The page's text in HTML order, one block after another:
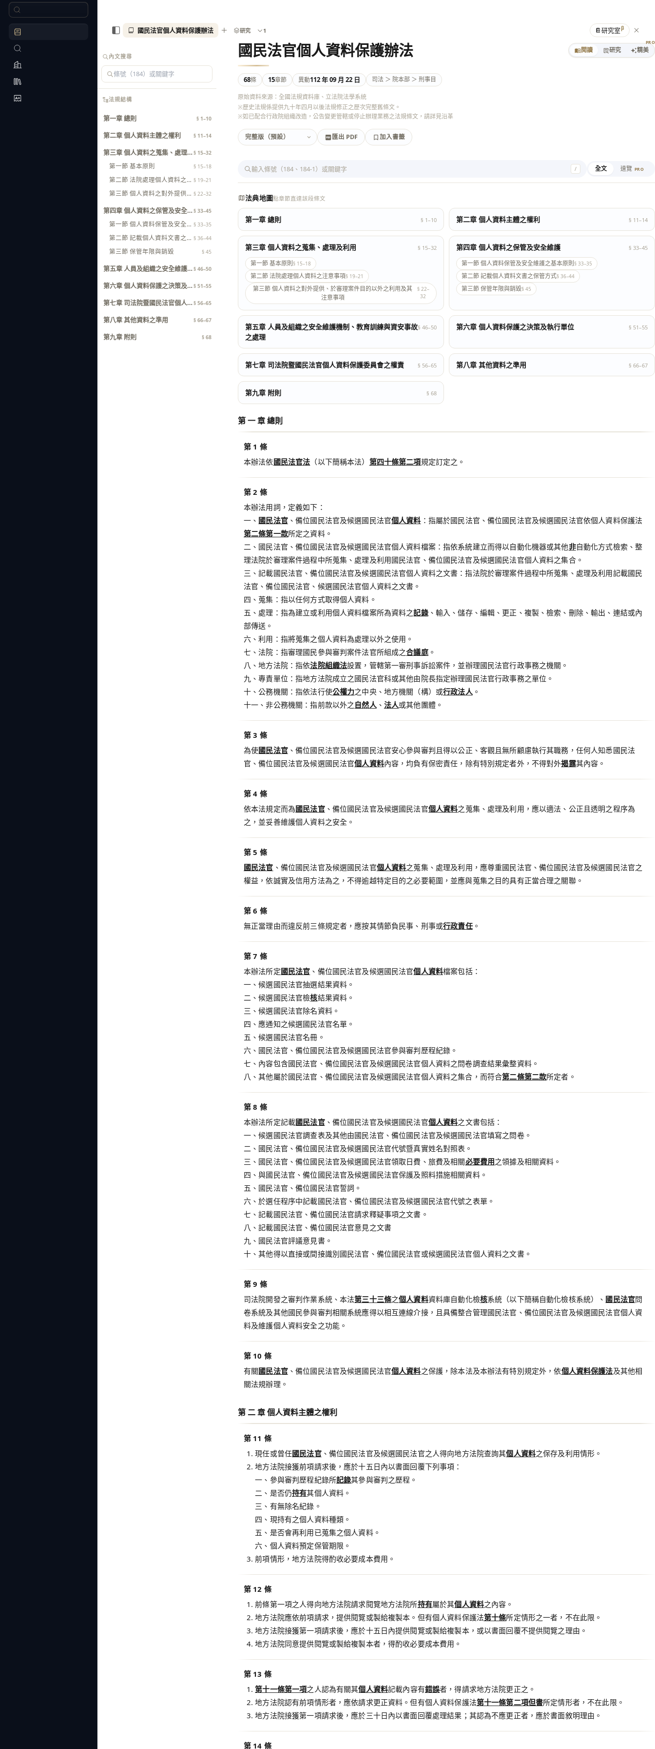
內文搜尋
法規結構
第一章 總則 § 1–10
第二章 個人資料主體之權利 § 11–14
第三章 個人資料之蒐集、處理及利用§ 15–32
第一節 基本原則 § 15–18
第二節 法院處理個人資料之注意事項 § 19–21
第三節 個人資料之對外提供、於審理案件目的以外之利用及其注意事項 § 22–32
第四章 個人資料之保管及安全維護§ 33–45
第一節 個人資料保管及安全維護之基本原則 § 33–35
第二節 記載個人資料文書之保管方式 § 36–44
第三節 保管年限與銷毀 § 45
第五章 人員及組織之安全維護機制、教育訓練與資安事故之處理§ 46–50
第六章 個人資料保護之決策及執行單位§ 51–55
第七章 司法院暨國民法官個人資料保護委員會之權責§ 56–65
第八章 其他資料之準用 § 66–67
第九章 附則 § 68
國民法官個人資料保護辦法 閱讀 研究 精美
PRO
68條 15章節 異動112 年 09 月 22 日 司法 ＞ 院本部 ＞ 刑事目
原始資料來源：全國法規資料庫、立法院法學系統
※歷史法規係提供九十年四月以後法規修正之歷次完整舊條文。
※如已配合行政院組織改造，公告變更管轄或停止辦理業務之法規條文，請詳見沿革
匯出 PDF 加入書籤
匯出 PDF
加入書籤
/ 全文 速覽 PRO
法典地圖點章節直達該段條文
第一章 總則 § 1–10 第二章 個人資料主體之權利 § 11–14
第三章 個人資料之蒐集、處理及利用 § 15–32
第一節 基本原則 § 15–18
第二節 法院處理個人資料之注意事項§ 19–21
第三節 個人資料之對外提供、於審理案件目的以外之利用及其
注意事項
§ 22–
32
第四章 個人資料之保管及安全維護 § 33–45
第一節 個人資料保管及安全維護之基本原則 § 33–35
第二節 記載個人資料文書之保管方式§ 36–44
第三節 保管年限與銷毀§ 45
第五章 人員及組織之安全維護機制、教育訓練與資安事故
之處理
§ 46–50 第六章 個人資料保護之決策及執行單位 § 51–55
第七章 司法院暨國民法官個人資料保護委員會之權責 § 56–65 第八章 其他資料之準用 § 66–67
第九章 附則 § 68
第 一 章 總則
第 1 條
本辦法依國民法官法 （以下簡稱本法） 第四十條第二項規定訂定之。
第 2 條
本辦法用詞，定義如下：
一、 國民法官、備位國民法官及候選國民法官個人資料 ：指屬於國民法官、備位國民法官及候選國民法官依個人資料保護法
第二條第一款所定之資料。
二、國民法官、備位國民法官及候選國民法官個人資料檔案：指依系統建立而得以自動化機器或其他非自動化方式檢索、整
理法院於審理案件過程中所蒐集、處理及利用國民法官、備位國民法官及候選國民法官個人資料之集合。
三、記載國民法官、備位國民法官及候選國民法官個人資料之文書：指法院於審理案件過程中所蒐集、處理及利用記載國民
法官、備位國民法官、候選國民法官個人資料之文書。
四、蒐集：指以任何方式取得個人資料。
五、處理：指為建立或利用個人資料檔案所為資料之記錄、輸入、儲存、編輯、更正、複製、檢索、刪除、輸出、連結或內
部傳送。
六、利用：指將蒐集之個人資料為處理以外之使用。
七、法院：指審理國民參與審判案件法官所組成之合議庭。
八、地方法院：指依法院組織法設置，管轄第一審刑事訴訟案件，並辦理國民法官行政事務之機關。
九、專責單位：指地方法院成立之國民法官科或其他由院長指定辦理國民法官行政事務之單位。
十、公務機關：指依法行使公權力之中央、地方機關（構）或行政法人。
十一、非公務機關：指前款以外之 自然人、 法人或其他團體。
第 3 條
為使國民法官、備位國民法官及候選國民法官安心參與審判且得以公正、客觀且無所顧慮執行其職務，任何人知悉國民法
官、備位國民法官及候選國民法官個人資料內容，均負有保密責任，除有特別規定者外，不得對外揭露其內容。
第 4 條
依本法規定而為國民法官、備位國民法官及候選國民法官個人資料之蒐集、處理及利用，應以適法、公正且透明之程序為
之，並妥善維護個人資料之安全。
第 5 條
國民法官 、備位國民法官及候選國民法官個人資料之蒐集、處理及利用，應尊重國民法官、備位國民法官及候選國民法官之
權益，依誠實及信用方法為之，不得逾越特定目的之必要範圍，並應與蒐集之目的具有正當合理之關聯。
第 6 條
無正當理由而違反前三條規定者，應按其情節負民事、刑事或行政責任。
第 7 條
本辦法所定國民法官 、備位國民法官及候選國民法官個人資料檔案包括：
一、候選國民法官抽選結果資料。
二、候選國民法官檢核結果資料。
三、候選國民法官除名資料。
四、應通知之候選國民法官名單。
五、候選國民法官名冊。
六、國民法官、備位國民法官及候選國民法官參與審判歷程紀錄。
七、內容包含國民法官、備位國民法官及候選國民法官個人資料之問卷調查結果彙整資料。
八、其他屬於國民法官、備位國民法官及候選國民法官個人資料之集合，而符合第二條第二款所定者。
第 8 條
本辦法所定記載國民法官、備位國民法官及候選國民法官個人資料之文書包括：
一、候選國民法官調查表及其他由國民法官、備位國民法官及候選國民法官填寫之問卷。
二、國民法官、備位國民法官及候選國民法官代號暨真實姓名對照表。
三、國民法官、備位國民法官及候選國民法官領取日費、旅費及相關必要費用之領據及相關資料。
四、與國民法官、備位國民法官及候選國民法官保護及照料措施相關資料。
五、國民法官、備位國民法官誓詞。
六、於選任程序中記載國民法官、備位國民法官及候選國民法官代號之表單。
七、記載國民法官、備位國民法官請求釋疑事項之文書。
八、記載國民法官、備位國民法官意見之文書
九、國民法官評議意見書。
十、其他得以直接或間接識別國民法官、備位國民法官或候選國民法官個人資料之文書。
第 9 條
司法院開發之審判作業系統、本法第三十三條之個人資料資料庫自動化檢核系統（以下簡稱自動化檢核系統）、 國民法官問
卷系統及其他國民參與審判相關系統應得以相互連線介接，且具備整合管理國民法官、備位國民法官及候選國民法官個人資
料及維護個人資料安全之功能。
第 10 條
有關國民法官、備位國民法官及候選國民法官個人資料之保護，除本法及本辦法有特別規定外，依個人資料保護法及其他相
關法規辦理。
第 二 章 個人資料主體之權利
第 11 條
現任或曾任國民法官、備位國民法官及候選國民法官之人得向地方法院查詢其個人資料之保存及利用情形。
地方法院接獲前項請求後，應於十五日內以書面回覆下列事項：
一、參與審判歷程紀錄所記錄其參與審判之歷程。
二、是否仍持有其個人資料。
三、有無除名紀錄。
四、現持有之個人資料種類。
五、是否會再利用已蒐集之個人資料。
六、個人資料預定保管期限。
前項情形，地方法院得酌收必要成本費用。
第 12 條
前條第一項之人得向地方法院請求閱覽地方法院所持有屬於其個人資料之內容。
地方法院應依前項請求，提供閱覽或製給複製本。但有個人資料保護法第十條所定情形之一者，不在此限。
地方法院接獲第一項請求後，應於十五日內提供閱覽或製給複製本，或以書面回覆不提供閱覽之理由。
地方法院同意提供閱覽或製給複製本者，得酌收必要成本費用。
第 13 條
第十一條第一項之人認為有關其個人資料記載內容有錯誤者，得請求地方法院更正之。
地方法院認有前項情形者，應依請求更正資料。但有個人資料保護法第十一條第二項但書所定情形者，不在此限。
地方法院接獲第一項請求後，應於三十日內以書面回覆處理結果；其認為不應更正者，應於書面敘明理由。
第 14 條
國民法官個人資料保護辦法 研究 1 📔研究室β